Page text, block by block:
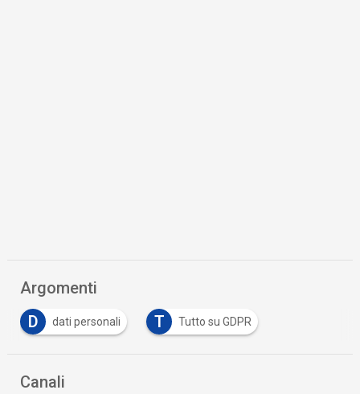
Argomenti
D
dati personali T Tutto su GDPR
Canali